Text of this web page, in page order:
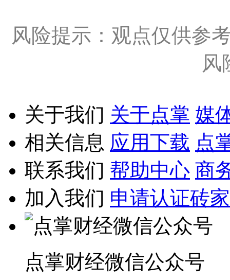
风险提示：观点仅供参
风
关于我们 关于点掌 媒
相关信息 应用下载 点
联系我们 帮助中心 商
加入我们 申请认证砖家
点掌财经微信公众号